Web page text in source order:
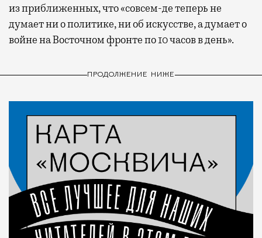
из приближенных, что «совсем-де теперь не
думает ни о политике, ни об искусстве, а думает о
войне на Восточном фронте по 10 часов в день».
ПРОДОЛЖЕНИЕ НИЖЕ